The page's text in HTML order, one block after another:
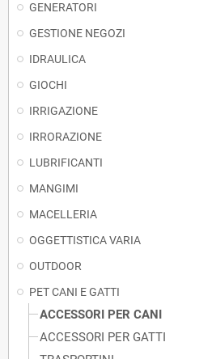
GENERATORI
GESTIONE NEGOZI
IDRAULICA
GIOCHI
IRRIGAZIONE
IRRORAZIONE
LUBRIFICANTI
MANGIMI
MACELLERIA
OGGETTISTICA VARIA
OUTDOOR
PET CANI E GATTI
ACCESSORI PER CANI
ACCESSORI PER GATTI